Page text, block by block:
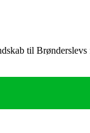
til